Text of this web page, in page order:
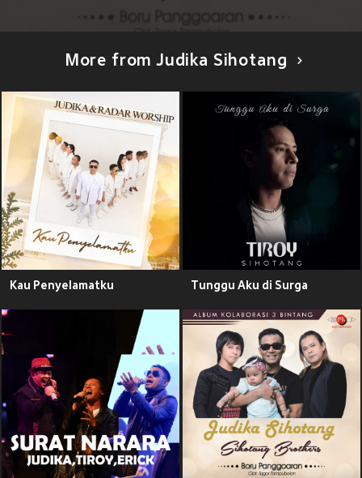
More from Judika Sihotang
Kau Penyelamatku Tunggu Aku di Surga